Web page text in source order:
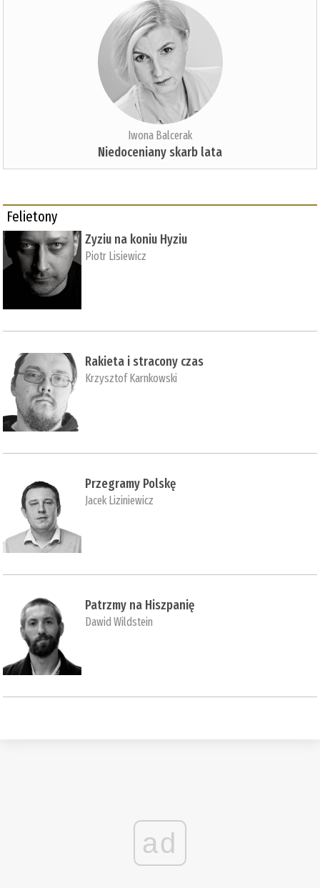
Iwona Balcerak
Niedoceniany skarb lata
Felietony
Zyziu na koniu Hyziu
Piotr Lisiewicz
Rakieta i stracony czas
Krzysztof Karnkowski
Przegramy Polskę
Jacek Liziniewicz
Patrzmy na Hiszpanię
Dawid Wildstein
ad